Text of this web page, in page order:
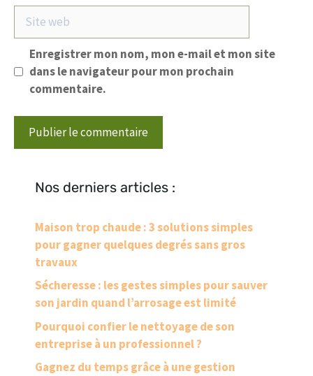
Site
web
Enregistrer mon nom, mon e-mail et mon site
dans le navigateur pour mon prochain
commentaire.
Nos derniers articles :
Maison trop chaude : 3 solutions simples
pour gagner quelques degrés sans gros
travaux
Sécheresse : les gestes simples pour sauver
son jardin quand l’arrosage est limité
Pourquoi confier le nettoyage de son
entreprise à un professionnel ?
Gagnez du temps grâce à une gestion